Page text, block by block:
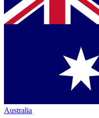
Australia